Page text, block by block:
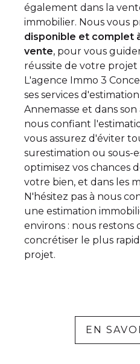
également dans la
immobilier. Nous vous
disponible et complet
vente, pour vous
réussite de votre projet
L'agence Immo 3
ses services
Annemasse et dans
nous confiant
vous assurez d'éviter
surestimation ou sous-
optimisez vos chances
votre bien, et dans les
N'hésitez pas à nous
une estimation
environs : nous restons
concrétiser le plus
projet.
EN